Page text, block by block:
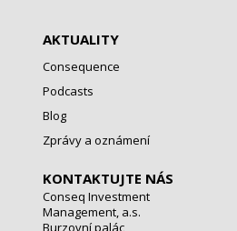
AKTUALITY
Consequence
Podcasts
Blog
Zprávy a oznámení
KONTAKTUJTE NÁS
Conseq Investment
Management, a.s.
Burzovní palác